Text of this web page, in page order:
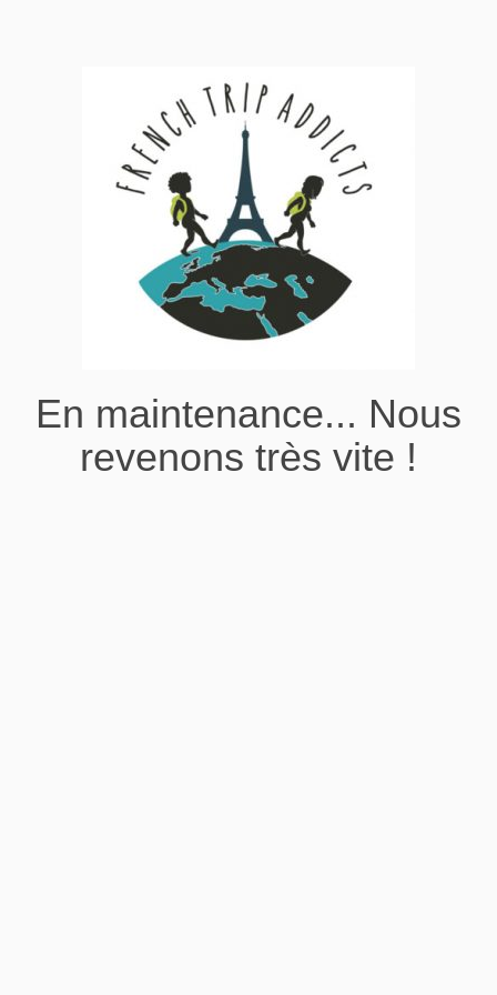
En maintenance... Nous
revenons très vite !